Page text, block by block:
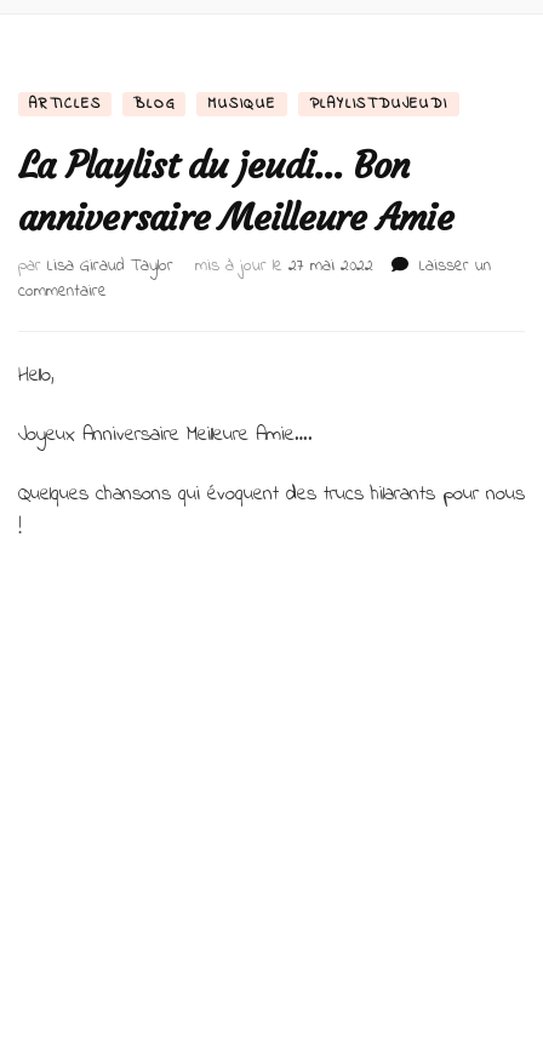
ARTICLES BLOG MUSIQUE PLAYLISTDUJEUDI
La Playlist du jeudi… Bon
anniversaire Meilleure Amie
par Lisa Giraud Taylor mis à jour le 27 mai 2022
Laisser un
commentaire
anniversaire
Amie
Hello,
Joyeux Anniversaire Meilleure Amie….
Quelques chansons qui évoquent des trucs hilarants pour nous
!